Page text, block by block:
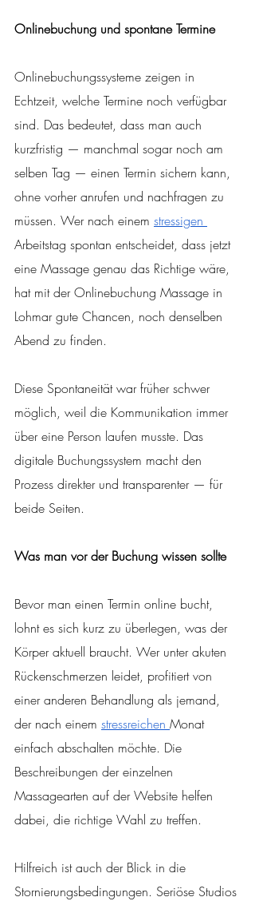
Onlinebuchung und spontane Termine
Onlinebuchungssysteme zeigen in
Echtzeit, welche Termine noch verfügbar
sind. Das bedeutet, dass man auch
kurzfristig — manchmal sogar noch am
selben Tag — einen Termin sichern kann,
ohne vorher anrufen und nachfragen zu
müssen. Wer nach einem stressigen
Arbeitstag spontan entscheidet, dass jetzt
eine Massage genau das Richtige wäre,
hat mit der Onlinebuchung Massage in
Lohmar gute Chancen, noch denselben
Abend zu finden.
Diese Spontaneität war früher schwer
möglich, weil die Kommunikation immer
über eine Person laufen musste. Das
digitale Buchungssystem macht den
Prozess direkter und transparenter — für
beide Seiten.
Was man vor der Buchung wissen sollte
Bevor man einen Termin online bucht,
lohnt es sich kurz zu überlegen, was der
Körper aktuell braucht. Wer unter akuten
Rückenschmerzen leidet, profitiert von
einer anderen Behandlung als jemand,
der nach einem stressreichen Monat
einfach abschalten möchte. Die
Beschreibungen der einzelnen
Massagearten auf der Website helfen
dabei, die richtige Wahl zu treffen.
Hilfreich ist auch der Blick in die
Stornierungsbedingungen. Seriöse Studios